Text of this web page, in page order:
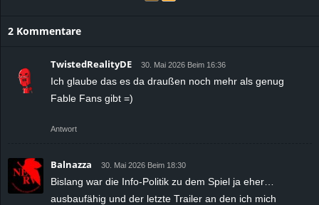
2 Kommentare
TwistedRealityDE 30. Mai 2026 Beim 16:36
Ich glaube das es da draußen noch mehr als genug
Fable Fans gibt =)
Antwort
Balnazza 30. Mai 2026 Beim 18:30
Bislang war die Info-Politik zu dem Spiel ja eher…
ausbaufähig und der letzte Trailer an den ich mich